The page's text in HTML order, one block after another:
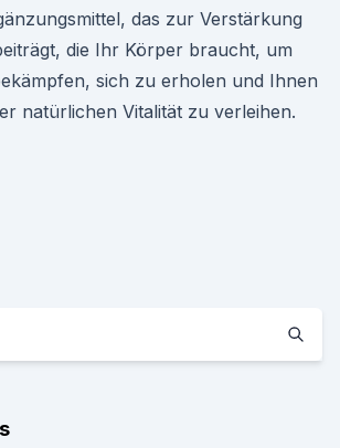
das zur Verstärkung
die Ihr Körper braucht, um
sich zu erholen und Ihnen
natürlichen Vitalität zu verleihen.